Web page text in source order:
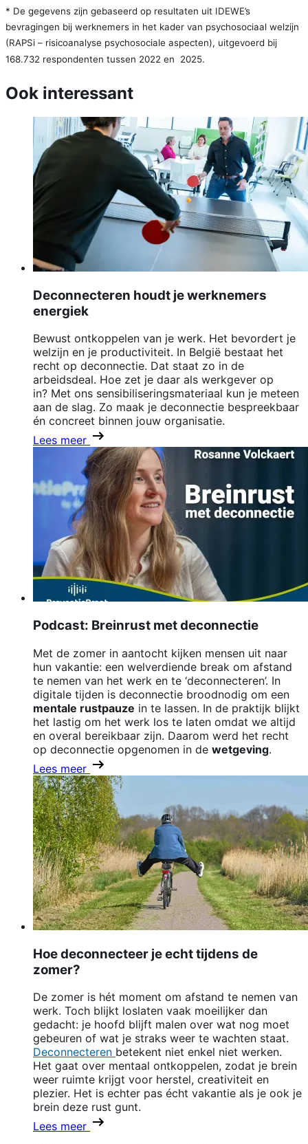
* De gegevens zijn gebaseerd op resultaten uit IDEWE’s
bevragingen bij werknemers in het kader van psychosociaal welzijn
(RAPSi – risicoanalyse psychosociale aspecten), uitgevoerd bij
168.732 respondenten tussen 2022 en 2025.
Ook interessant
Deconnecteren houdt je werknemers
energiek
Bewust ontkoppelen van je werk. Het bevordert je
welzijn en je productiviteit. In België bestaat het
recht op deconnectie. Dat staat zo in de
arbeidsdeal. Hoe zet je daar als werkgever op
in? Met ons sensibiliseringsmateriaal kun je meteen
aan de slag. Zo maak je deconnectie bespreekbaar
én concreet binnen jouw organisatie.
Lees meer
Podcast: Breinrust met deconnectie
Met de zomer in aantocht kijken mensen uit naar
hun vakantie: een welverdiende break om afstand
te nemen van het werk en te ‘deconnecteren’. In
digitale tijden is deconnectie broodnodig om een
mentale rustpauze in te lassen. In de praktijk blijkt
het lastig om het werk los te laten omdat we altijd
en overal bereikbaar zijn. Daarom werd het recht
op deconnectie opgenomen in de wetgeving.
Lees meer
Hoe deconnecteer je echt tijdens de
zomer?
De zomer is hét moment om afstand te nemen van
werk. Toch blijkt loslaten vaak moeilijker dan
gedacht: je hoofd blijft malen over wat nog moet
gebeuren of wat je straks weer te wachten staat.
Deconnecteren betekent niet enkel niet werken.
Het gaat over mentaal ontkoppelen, zodat je brein
weer ruimte krijgt voor herstel, creativiteit en
plezier. Het is echter pas écht vakantie als je ook je
brein deze rust gunt.
Lees meer